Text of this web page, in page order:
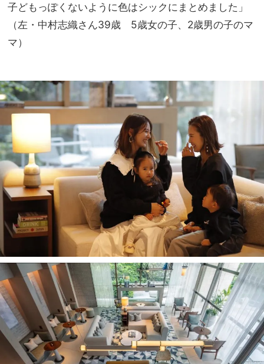
子どもっぽくないように色はシックにまとめました」
（左・中村志織さん39歳 5歳女の子、2歳男の子のマ
マ）